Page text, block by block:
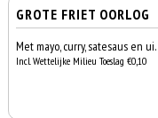
GROTE FRIET OORLOG
Met mayo, curry, satesaus en ui.
Incl. Wettelijke Milieu Toeslag €0,10